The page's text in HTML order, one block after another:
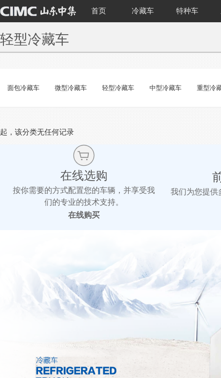
首页 冷藏车 特种车
轻型冷藏车
面包冷藏车 微型冷藏车 轻型冷藏车 中型冷藏车 重型冷
起，该分类无任何记录
在线选购
按你需要的方式配置您的车辆，并享受我
们的专业的技术支持。
在线购买
我们为您提供